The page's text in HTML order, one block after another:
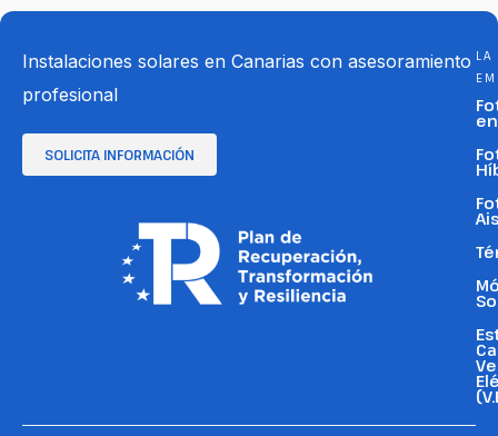
Instalaciones solares en Canarias con asesoramiento
profesional
SOLICITA INFORMACIÓN
LA